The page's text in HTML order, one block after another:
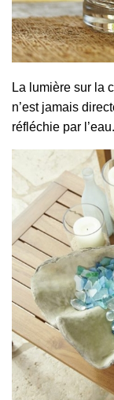
La lumière sur la
n’est jamais
réfléchie par